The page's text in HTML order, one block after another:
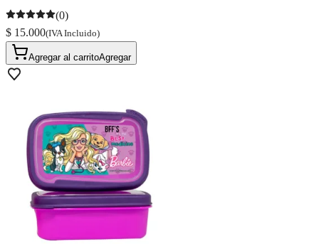
(0)
$ 15.000(IVA Incluido)
Agregar al carritoAgregar